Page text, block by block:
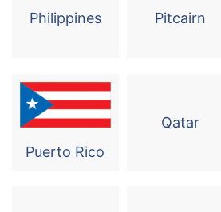
Philippines Pitcairn
Puerto Rico
Qatar